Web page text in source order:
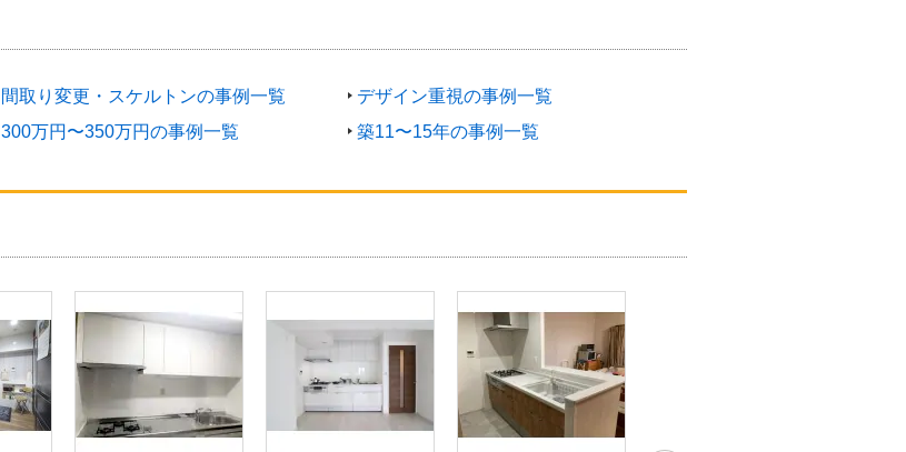
間取り変更・スケルトンの事例一覧
デザイン重視の事例一覧
300万円〜350万円の事例一覧 築11〜15年の事例一覧